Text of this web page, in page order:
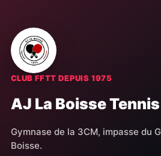
CLUB FFTT DEPUIS 1975
AJ La Boisse
Gymnase de la 3CM, impasse du
Boisse.